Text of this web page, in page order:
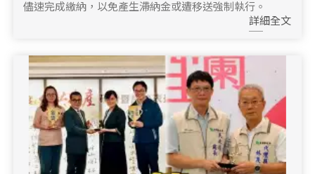
儘速完成繳納，以免產生滯納金或遭移送強制執行。
詳細全文